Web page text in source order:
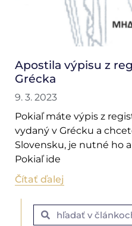
Apostila výpisu z
Grécka
9. 3. 2023
Pokiaľ máte výpis z
vydaný v Grécku a
Slovensku, je nutné ho
Pokiaľ ide
Čítať ďalej